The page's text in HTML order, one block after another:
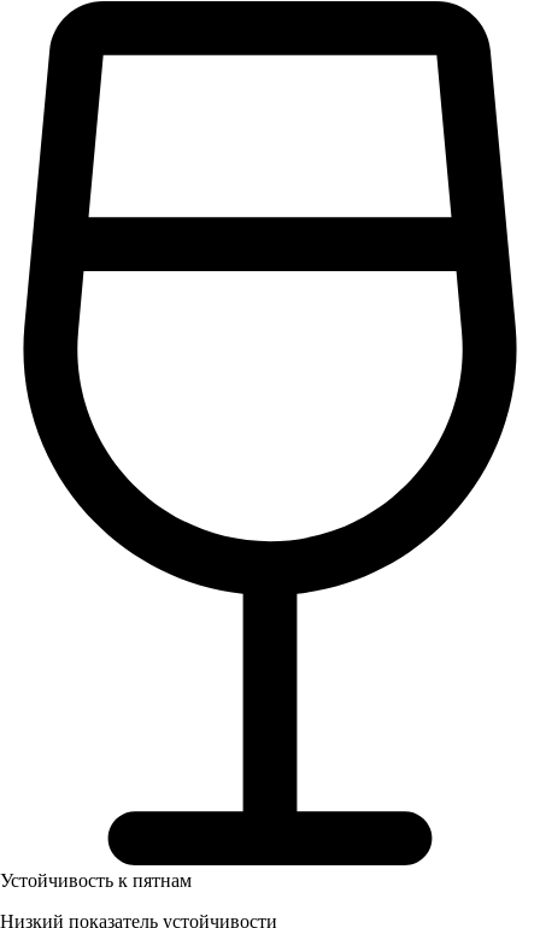
Устойчивость к пятнам
Низкий показатель устойчивости